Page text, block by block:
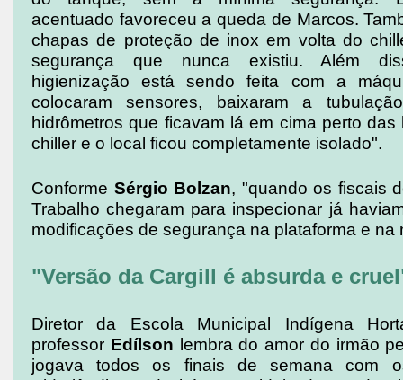
acentuado favoreceu a queda de Marcos.
chapas de proteção de inox em volta do
segurança que nunca existiu. Além
higienização está sendo feita com a
colocaram sensores, baixaram a
hidrômetros que ficavam lá em cima perto das
chiller e o local ficou completamente isolado".
Conforme Sérgio Bolzan, "quando os fiscais
Trabalho chegaram para inspecionar já
modificações de segurança na plataforma e na
"Versão da Cargill é absurda e
Diretor da Escola Municipal Indígena
professor Edílson lembra do amor do irmão
jogava todos os finais de semana com